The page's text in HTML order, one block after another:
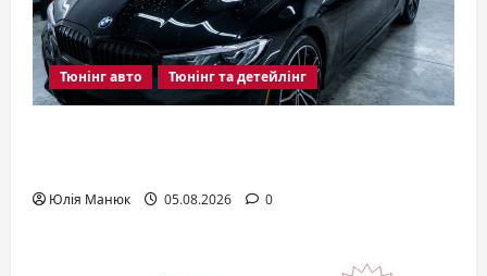
Тюнінг авто Тюнінг та детейлінг
Юлія Манюк 05.08.2026 0